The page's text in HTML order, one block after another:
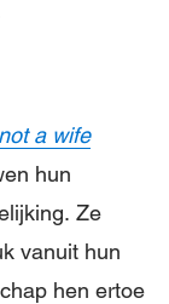
a wife
hun
Ze
vanuit hun
hen ertoe